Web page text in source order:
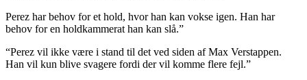
Perez har behov for et hold, hvor han kan vokse igen. Han har
behov for en holdkammerat han kan slå.”
“Perez vil ikke være i stand til det ved siden af Max Verstappen.
Han vil kun blive svagere fordi der vil komme flere fejl.”